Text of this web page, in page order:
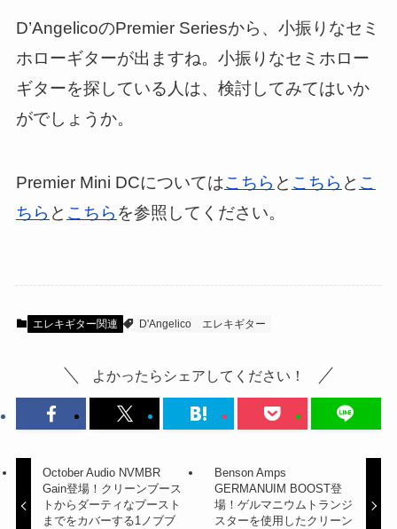
D’AngelicoのPremier Seriesから、小振りなセミ
ホローギターが出ますね。小振りなセミホロー
ギターを探している人は、検討してみてはいか
がでしょうか。
Premier Mini DCについてはこちら と こちら と こ
ちら と こちら を参照してください。
エレキギター関連 D'Angelico エレキギター
よかったらシェアしてください！
October Audio NVMBR
Gain登場！クリーンブース
トからダーティなブースト
までをカバーする1ノブブ
Benson Amps
GERMANUIM BOOST登
場！ゲルマニウムトランジ
スターを使用したクリーン